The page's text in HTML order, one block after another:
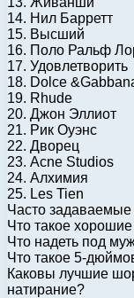
14. Нил Барретт
15. Высший
16. Поло Ральф
17. Удовлетворить
18. Dolce
19. Rhude
20. Джон Эллиот
21. Рик Оуэнс
22. Дворец
23. Acne Studios
24. Алхимия
25. Les Tien
Часто
Что такое
Что надеть под
Что такое 5-
Каковы лучшие
натирание?